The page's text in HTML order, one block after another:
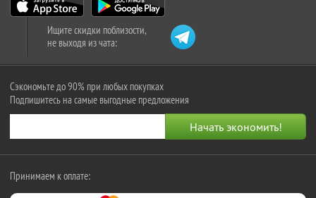
Ищите скидки поблизости,
не выходя из чата:
Сэкономьте до 90% при любых покупках
Подпишитесь на самые выгодные предложения
Принимаем к оплате: